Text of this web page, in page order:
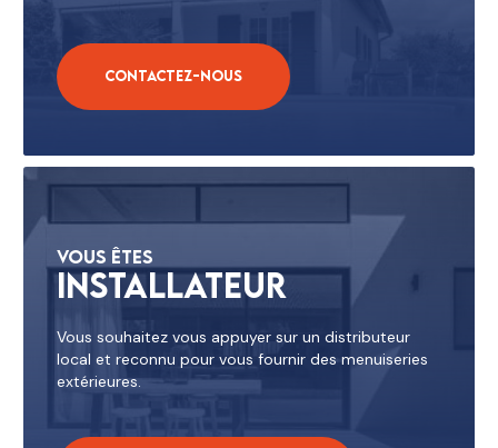
Contactez-nous
Vous êtes
Installateur
Vous souhaitez vous appuyer sur un distributeur
local et reconnu pour vous fournir des menuiseries
extérieures.